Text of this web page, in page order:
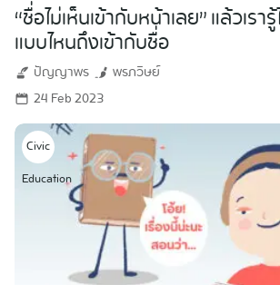
“ชื่อไม่เห็นเข้ากับหน้าเลย” แล้วเรา
แบบไหนถึงเข้ากับชื่อ
ปัญญาพร
พรภวิษย์
24 Feb 2023
Civic
Education